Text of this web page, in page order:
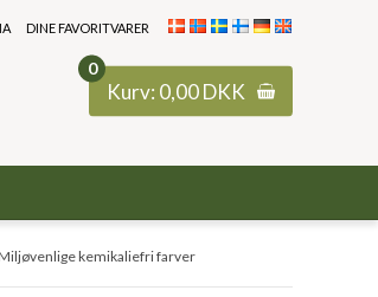
0
Kurv: 0,00DKK
DINE FAVORITVARER
kemikaliefri farver